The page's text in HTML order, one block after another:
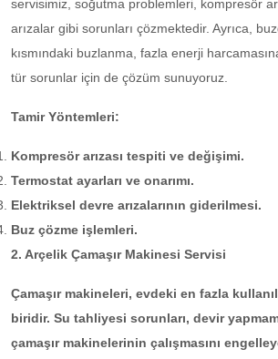
servisimiz, soğutma problemleri, kompresör
arızalar gibi sorunları çözmektedir. Ayrıca,
kısmındaki buzlanma, fazla enerji
tür sorunlar için de çözüm sunuyoruz.
Tamir Yöntemleri:
Kompresör arızası tespiti ve değişimi.
Termostat ayarları ve onarımı.
Elektriksel devre arızalarının giderilmesi.
Buz çözme işlemleri.
2. Arçelik Çamaşır Makinesi Servisi
Çamaşır makineleri, evdeki en fazla
biridir. Su tahliyesi sorunları, devir
çamaşır makinelerinin çalışmasını